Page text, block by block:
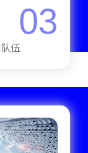
03
伍